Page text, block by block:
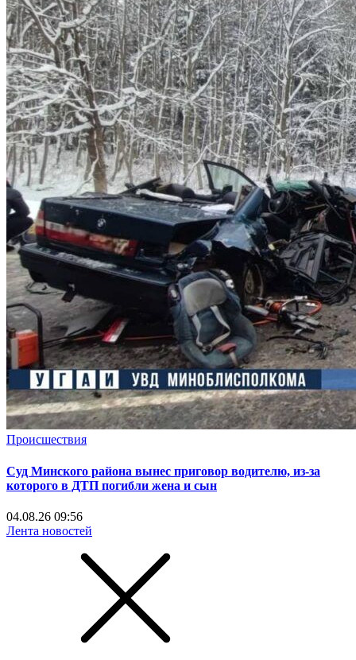
Происшествия
Суд Минского района вынес приговор водителю, из-за
которого в ДТП погибли жена и сын
04.08.26 09:56
Лента новостей